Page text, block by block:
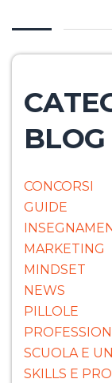
BLOG
CONCORSI
GUIDE
MARKETING
MINDSET
NEWS
PILLOLE
PROFESSIONI
SCUOLA E
SKILLS E